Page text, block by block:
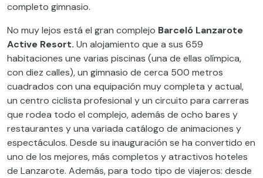
completo gimnasio.
No muy lejos está el gran complejo Barceló Lanzarote
Active Resort. Un alojamiento que a sus 659
habitaciones une varias piscinas (una de ellas olímpica,
con diez calles), un gimnasio de cerca 500 metros
cuadrados con una equipación muy completa y actual,
un centro ciclista profesional y un circuito para carreras
que rodea todo el complejo, además de ocho bares y
restaurantes y una variada catálogo de animaciones y
espectáculos. Desde su inauguración se ha convertido en
uno de los mejores, más completos y atractivos hoteles
de Lanzarote. Además, para todo tipo de viajeros: desde